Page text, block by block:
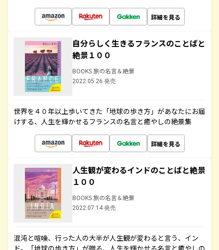
詳細を見る
自分らしく生きるフランスのことばと
絶景１００
BOOKS 旅の名言＆絶景
2022.05.26 発売
世界を４０年以上歩いてきた「地球の歩き方」があなたにお届
けする、人生を輝かせるフランスの名言と癒やしの絶景集
詳細を見る
人生観が変わるインドのことばと絶景
１００
BOOKS 旅の名言＆絶景
2022.07.14 発売
混沌と喧噪、行った人の大半が人生観が変わると言う、イン
ド。「地球の歩き方」が贈る、人生を輝かせる名言と癒やしの